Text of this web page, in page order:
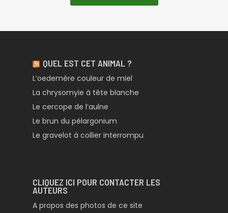
QUEL EST CET ANIMAL ?
L’oedemère couleur de miel
La chrysomyie à tête blanche
Le cercope de l’aulne
Le brun du pélargonium
Le gravelot à collier interrompu
CLIQUEZ ICI POUR CONTACTER LES
AUTEURS
A propos des photos de ce site